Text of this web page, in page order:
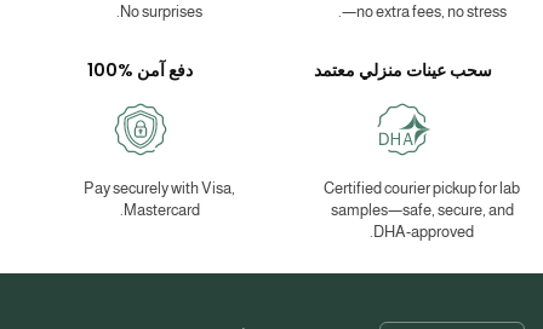
—no extra fees, no stress.
No surprises.
سحب عينات منزلي معتمد
Certified courier pickup for lab
samples—safe, secure, and
DHA-approved.
دفع آمن %100
Pay securely with Visa,
Mastercard.